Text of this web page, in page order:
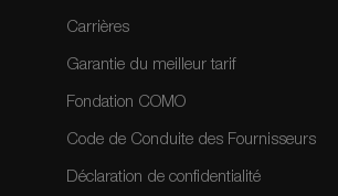
Carrières
Garantie du meilleur tarif
Fondation COMO
Code de Conduite des Fournisseurs
Déclaration de confidentialité